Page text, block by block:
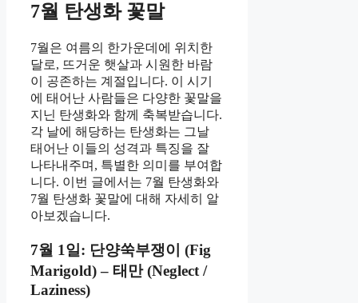
7월 탄생화 꽃말
7월은 여름의 한가운데에 위치한
달로, 뜨거운 햇살과 시원한 바람
이 공존하는 계절입니다. 이 시기
에 태어난 사람들은 다양한 꽃말을
지닌 탄생화와 함께 축복받습니다.
각 날에 해당하는 탄생화는 그날
태어난 이들의 성격과 특징을 잘
나타내주며, 특별한 의미를 부여합
니다. 이번 글에서는 7월 탄생화와
7월 탄생화 꽃말에 대해 자세히 알
아보겠습니다.
7월 1일: 단양쑥부쟁이 (Fig
Marigold) – 태만 (Neglect /
Laziness)